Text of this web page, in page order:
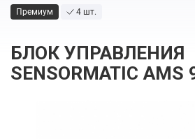
Премиум 4 шт.
БЛОК УПРАВЛЕНИЯ
SENSORMATIC AMS